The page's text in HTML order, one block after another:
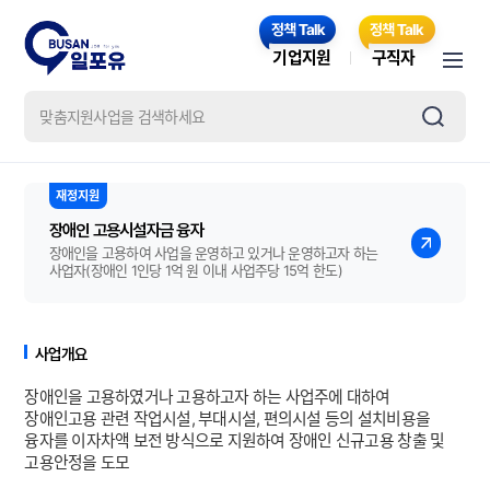
기업지원 구직자
장애인 고용시설자금 융자
장애인을 고용하여 사업을 운영하고 있거나 운영하고자 하는
사업자(장애인 1인당 1억 원 이내 사업주당 15억 한도)
사업개요
장애인을 고용하였거나 고용하고자 하는 사업주에 대하여
장애인고용 관련 작업시설, 부대시설, 편의시설 등의 설치비용을
융자를 이자차액 보전 방식으로 지원하여 장애인 신규고용 창출 및
고용안정을 도모